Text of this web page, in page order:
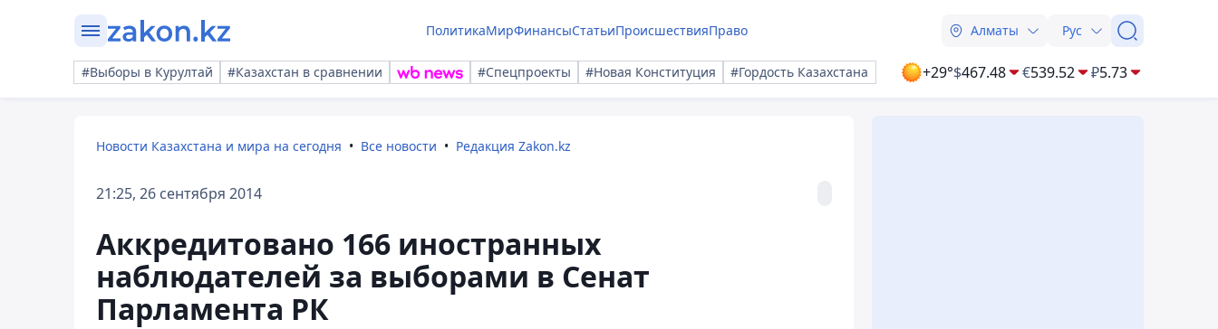
ПолитикаМирФинансыСтатьиПроисшествияПраво Алматы Рус
#Выборы в Курултай #Казахстан в сравнении #Спецпроекты #Новая Конституция #Гордость Казахстана +29°$467.48 €539.52 ₽5.73
Новости Казахстана и мира на сегодня Все новости Редакция Zakon.kz
21:25, 26 сентября 2014
Аккредитовано 166 иностранных
наблюдателей за выборами в Сенат
Парламента РК